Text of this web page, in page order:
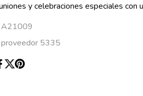
y celebraciones especiales con
A21009
5335